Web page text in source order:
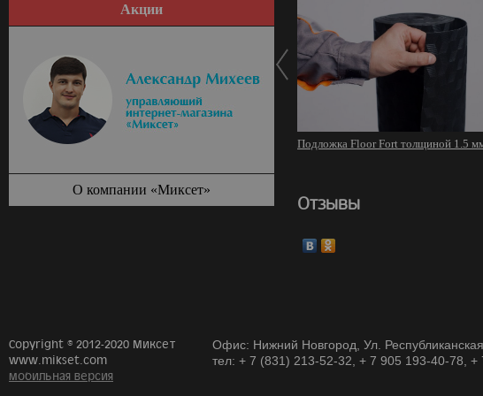
Подложка Floor Fort толщиной 1.5
Отзывы
Акции
О компании «Миксет»
Copyright © 2012-2020 Миксет
www.mikset.com
мобильная версия
Офис: Нижний Новгород, Ул.
тел: + 7 (831) 213-52-32, + 7 905 193-40-78, +